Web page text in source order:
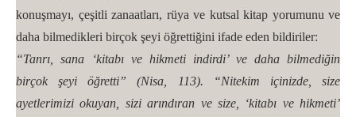
konuşmayı, çeşitli zanaatları, rüya ve kutsal kitap yorumunu ve
daha bilmedikleri birçok şeyi öğrettiğini ifade eden bildiriler:
“Tanrı, sana ‘kitabı ve hikmeti indirdi’ ve daha bilmediğin
birçok şeyi öğretti” (Nisa, 113). “Nitekim içinizde, size
ayetlerimizi okuyan, sizi arındıran ve size, ‘kitabı ve hikmeti’